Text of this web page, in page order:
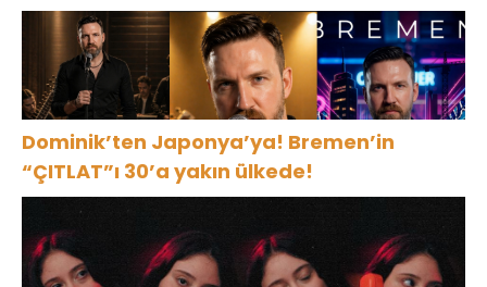
Dominik’ten Japonya’ya! Bremen’in
“ÇITLAT”ı 30’a yakın ülkede!